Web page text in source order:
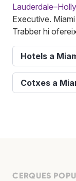
Executive.
Trabber hi
Hotels a
Cotxes a
CERQUES